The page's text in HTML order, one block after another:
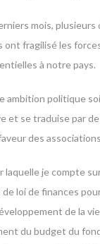
mois, plusieurs
ont fragilisé les
à notre pays.
ambition politique
et se traduise par
des
laquelle je compte
loi de finances
de la
du budget du